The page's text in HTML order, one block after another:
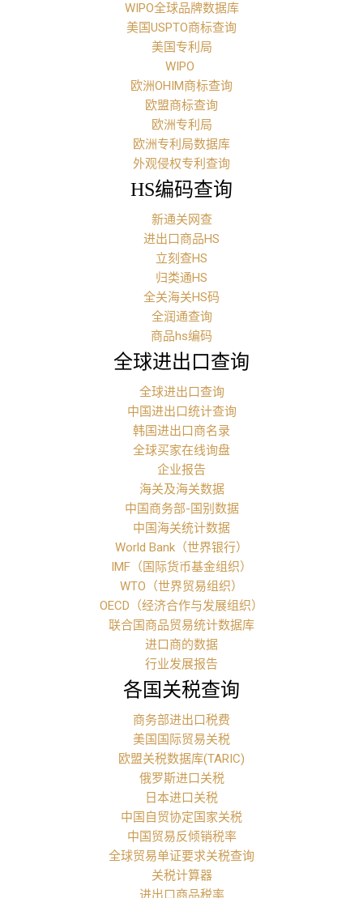
WIPO全球品牌数据库
美国USPTO商标查询
美国专利局
WIPO
欧洲OHIM商标查询
欧盟商标查询
欧洲专利局
欧洲专利局数据库
外观侵权专利查询
HS编码查询
新通关网查
进出口商品HS
立刻查HS
归类通HS
全关海关HS码
全润通查询
商品hs编码
全球进出口查询
全球进出口查询
中国进出口统计查询
韩国进出口商名录
全球买家在线询盘
企业报告
海关及海关数据
中国商务部-国别数据
中国海关统计数据
World Bank（世界银行）
IMF（国际货币基金组织）
WTO（世界贸易组织）
OECD（经济合作与发展组织）
联合国商品贸易统计数据库
进口商的数据
行业发展报告
各国关税查询
商务部进出口税费
美国国际贸易关税
欧盟关税数据库(TARIC)
俄罗斯进口关税
日本进口关税
中国自贸协定国家关税
中国贸易反倾销税率
全球贸易单证要求关税查询
关税计算器
进出口商品税率